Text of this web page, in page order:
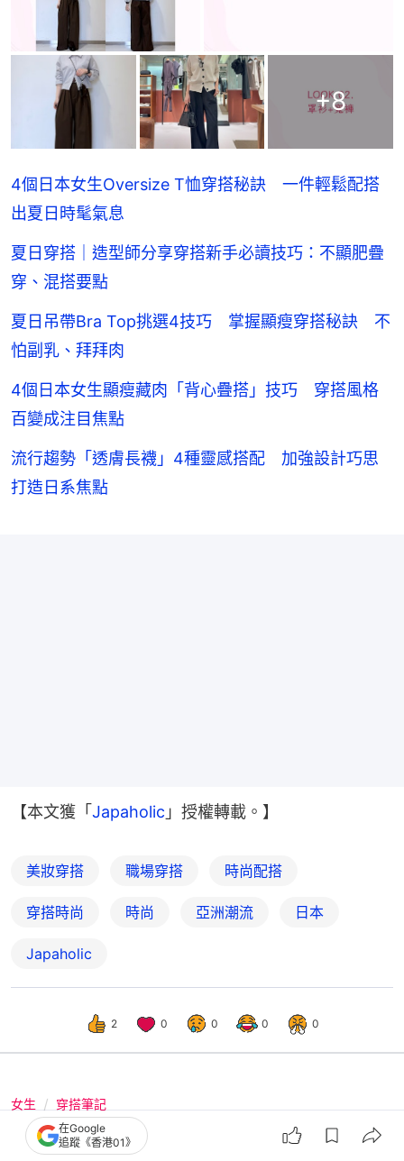
+8
4個日本女生Oversize T恤穿搭秘訣 一件輕鬆配搭
出夏日時髦氣息
夏日穿搭｜造型師分享穿搭新手必讀技巧：不顯肥疊
穿、混搭要點
夏日吊帶Bra Top挑選4技巧 掌握顯瘦穿搭秘訣 不
怕副乳、拜拜肉
4個日本女生顯瘦藏肉「背心疊搭」技巧 穿搭風格
百變成注目焦點
流行趨勢「透膚長襪」4種靈感搭配 加強設計巧思
打造日系焦點
【本文獲「Japaholic 」授權轉載。】
美妝穿搭 職場穿搭 時尚配搭
穿搭時尚 時尚 亞洲潮流 日本
Japaholic
2 0 0 0 0
女生 穿搭筆記
夏日穿搭｜日系五分短褲4套搭配 襯衫
在Google
追蹤《香港01》